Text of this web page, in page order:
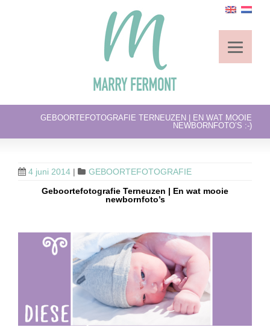
GEBOORTEFOTOGRAFIE TERNEUZEN | EN WAT MOOIE
NEWBORNFOTO’S :-)
4 juni 2014 |
GEBOORTEFOTOGRAFIE
Geboortefotografie Terneuzen | En wat mooie
newbornfoto’s